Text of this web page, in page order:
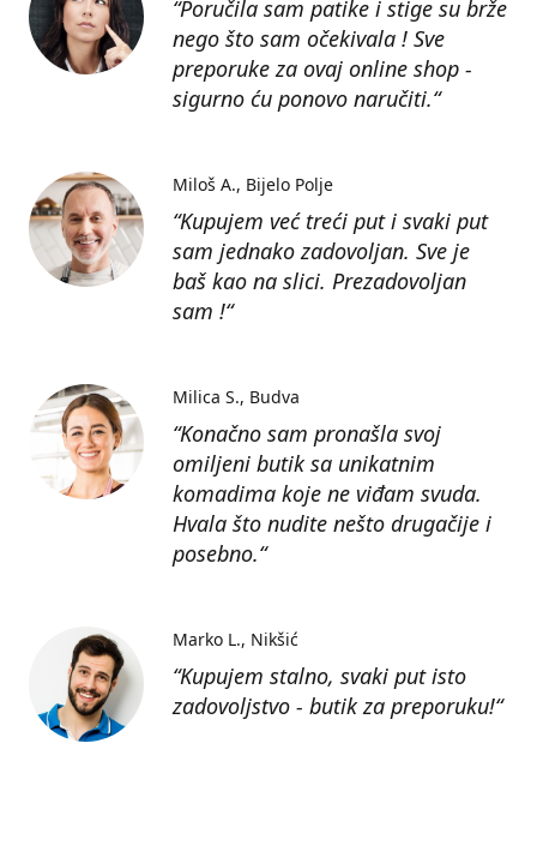
“Poručila sam patike i stige su brže
nego što sam očekivala ! Sve
preporuke za ovaj online shop -
sigurno ću ponovo naručiti.“
“Kupujem već treći put i svaki put
sam jednako zadovoljan. Sve je
baš kao na slici. Prezadovoljan
sam !“
Miloš A. Bijelo Polje
“Konačno sam pronašla svoj
omiljeni butik sa unikatnim
komadima koje ne viđam svuda.
Hvala što nudite nešto drugačije i
posebno.“
Milica S. Budva
“Kupujem stalno, svaki put isto
zadovoljstvo - butik za preporuku!“
Marko L. Nikšić